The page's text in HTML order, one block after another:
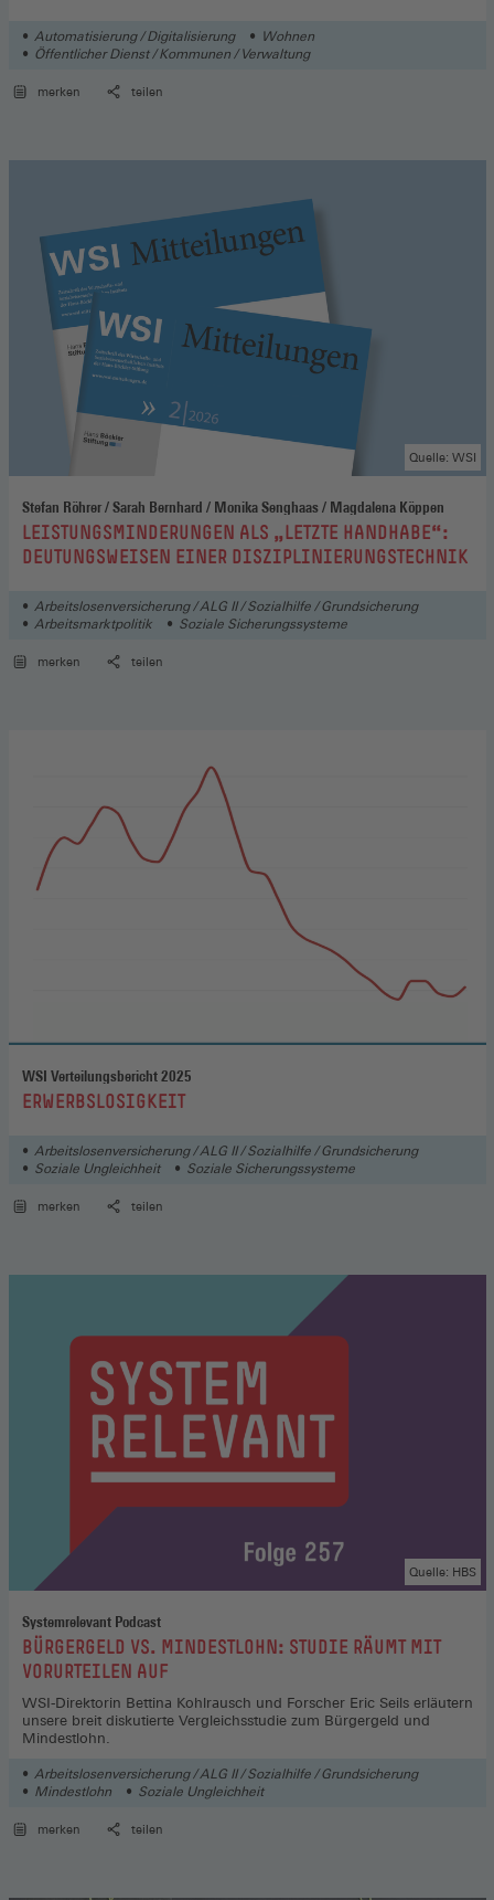
Automatisierung / Digitalisierung
Wohnen
Öffentlicher Dienst / Kommunen / Verwaltung
merken teilen
Stefan Röhrer / Sarah Bernhard / Monika Senghaas / Magdalena Köppen
:LEISTUNGSMINDERUNGEN ALS „LETZTE HANDHABE“:
DEUTUNGSWEISEN EINER DISZIPLINIERUNGSTECHNIK
Quelle: WSI
Arbeitslosenversicherung / ALG II / Sozialhilfe / Grundsicherung
Arbeitsmarktpolitik
Soziale Sicherungssysteme
merken teilen
WSI Verteilungsbericht 2025
:ERWERBSLOSIGKEIT
Arbeitslosenversicherung / ALG II / Sozialhilfe / Grundsicherung
Soziale Ungleichheit
Soziale Sicherungssysteme
merken teilen
Systemrelevant Podcast
:BÜRGERGELD VS. MINDESTLOHN: STUDIE RÄUMT MIT
VORURTEILEN AUF
Quelle: HBS
WSI-Direktorin Bettina Kohlrausch und Forscher Eric Seils erläutern
unsere breit diskutierte Vergleichsstudie zum Bürgergeld und
Mindestlohn.
Arbeitslosenversicherung / ALG II / Sozialhilfe / Grundsicherung
Mindestlohn
Soziale Ungleichheit
merken teilen